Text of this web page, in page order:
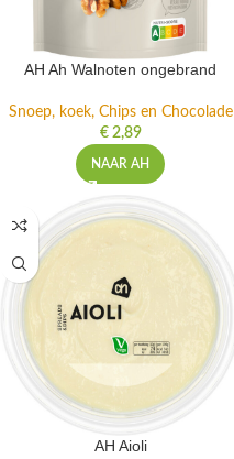
AH Ah Walnoten ongebrand
Snoep, koek, Chips en Chocolade
€2,89
NAAR AH
AH Aioli